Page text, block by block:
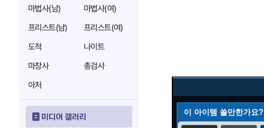
마법사(남)
마법사(여)
프리스트(남)
프리스트(여)
도적
나이트
마창사
총검사
아처
미디어 갤러리 이 아이템 쓸만한가요?